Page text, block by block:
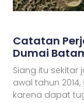
Catatan
Dumai
Siang itu sekitar
awal tahun
karena dapat